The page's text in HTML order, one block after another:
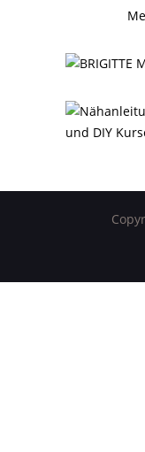
Instagram hat keinen